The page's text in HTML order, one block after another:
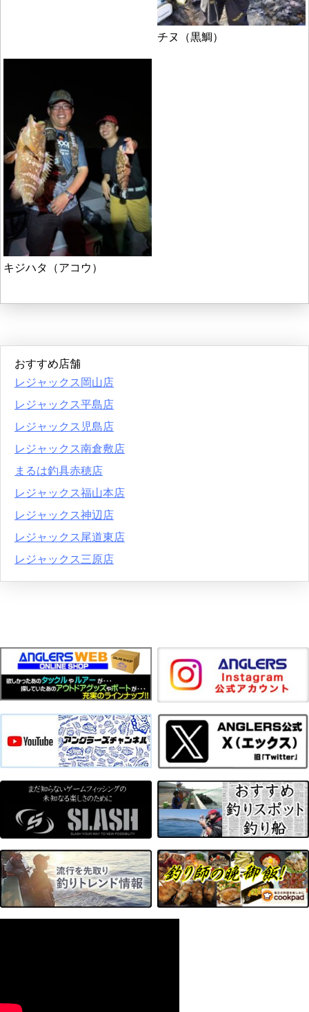
チヌ（黒鯛）
キジハタ（アコウ）
おすすめ店舗
レジャックス岡山店
レジャックス平島店
レジャックス児島店
レジャックス南倉敷店
まるは釣具赤穂店
レジャックス福山本店
レジャックス神辺店
レジャックス尾道東店
レジャックス三原店